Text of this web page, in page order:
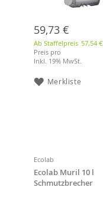
59,73 €
Ab Staffelpreis 57,54 €
Preis pro
Inkl. 19% MwSt.
Merkliste
Ecolab
Ecolab Muril 10 l
Schmutzbrecher